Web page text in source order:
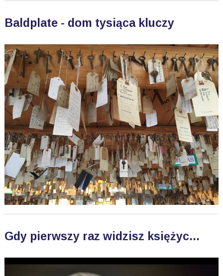
Baldplate - dom tysiąca kluczy
Gdy pierwszy raz widzisz księżyc...